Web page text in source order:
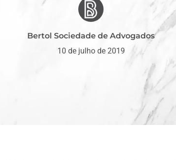
Bertol Sociedade de Advogados
10 de julho de 2019